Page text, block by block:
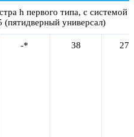
h первого типа, с системой
(пятидверный универсал)
-* 38 271